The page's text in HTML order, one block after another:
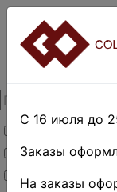
Товары со
Товары в
Новинки
С 16 июля до
Заказы
На заказы